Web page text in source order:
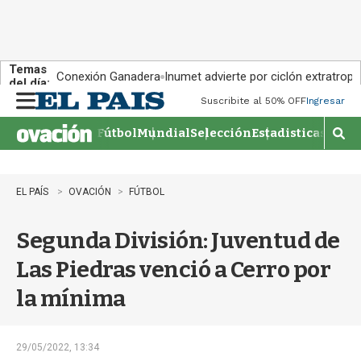
Temas
del día: Conexión Ganadera Inumet advierte por ciclón
n
u
Suscribite al 50% OFFIngresar
FútbolMundialSelecciónEstadisticas
M
o
r
b
EL PAÍS OVACIÓN FÚTBOL
Segunda División: Juventud de
Las Piedras venció a Cerro por
la mínima
29/05/2022, 13:34